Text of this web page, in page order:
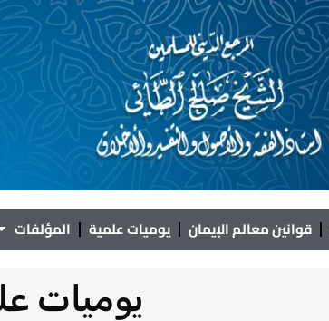
قوانين معالم الإيمان يوميات علمية المؤلفات
يوميات